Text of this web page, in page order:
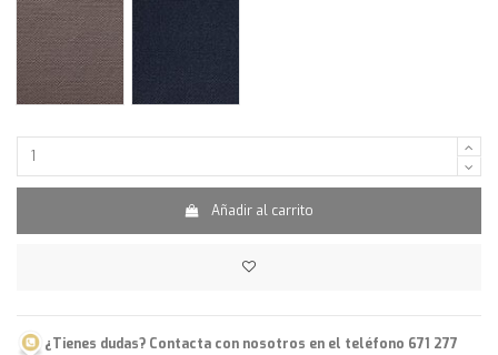
Tassos taupé
Añadir al carrito
¿Tienes dudas? Contacta con nosotros en el teléfono 671 277